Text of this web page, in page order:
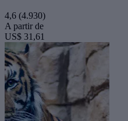
4,6 (4.930)
A partir de
US$ 31,61